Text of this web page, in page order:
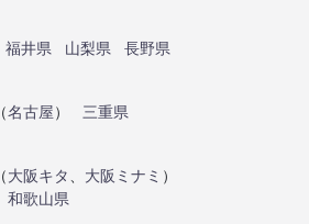
福井県 山梨県
長野県
（名古屋）
三重県
（大阪キタ 大阪ミナミ ）
和歌山県